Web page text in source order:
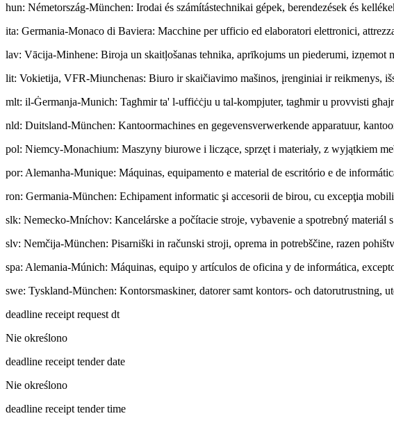
hun: Németország-München: Irodai és számítástechnikai gépek, berendezések és
ita: Germania-Monaco di Baviera: Macchine per ufficio ed elaboratori elettronici,
lav: Vācija-Minhene: Biroja un skaitļošanas tehnika, aprīkojums un piederumi, izņemot
lit: Vokietija, VFR-Miunchenas: Biuro ir skaičiavimo mašinos, įrenginiai ir reikmenys,
mlt: il-Ġermanja-Munich: Tagħmir ta' l-uffiċċju u tal-kompjuter, tagħmir u provvisti
nld: Duitsland-München: Kantoormachines en gegevensverwerkende apparatuur,
pol: Niemcy-Monachium: Maszyny biurowe i liczące, sprzęt i materiały, z wyjątkiem
por: Alemanha-Munique: Máquinas, equipamento e material de escritório e de
ron: Germania-München: Echipament informatic şi accesorii de birou, cu excepţia
slk: Nemecko-Mníchov: Kancelárske a počítacie stroje, vybavenie a spotrebný
slv: Nemčija-München: Pisarniški in računski stroji, oprema in potrebščine, razen
spa: Alemania-Múnich: Máquinas, equipo y artículos de oficina y de informática,
swe: Tyskland-München: Kontorsmaskiner, datorer samt kontors- och datorutrustning,
deadline receipt request dt
Nie określono
deadline receipt tender date
Nie określono
deadline receipt tender time